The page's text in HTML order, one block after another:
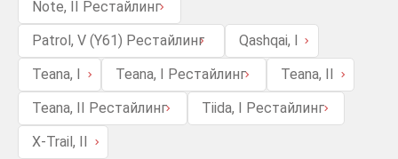
Note, II Рестайлинг
Patrol, V (Y61) Рестайлинг
Qashqai, I
Teana, I
Teana, I Рестайлинг
Teana, II
Teana, II Рестайлинг
Tiida, I Рестайлинг
X-Trail, II